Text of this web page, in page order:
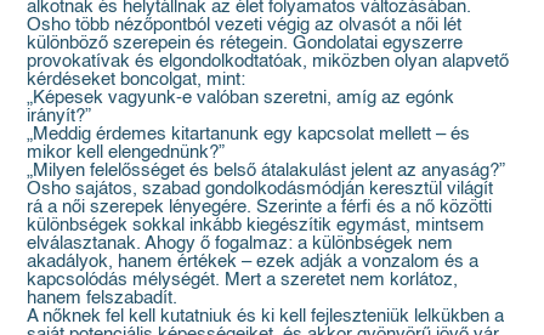
alkotnak és helytállnak az élet folyamatos változásában.
Osho több nézőpontból vezeti végig az olvasót a női lét
különböző szerepein és rétegein. Gondolatai egyszerre
provokatívak és elgondolkodtatóak, miközben olyan alapvető
kérdéseket boncolgat, mint:
„Képesek vagyunk-e valóban szeretni, amíg az egónk
irányít?”
„Meddig érdemes kitartanunk egy kapcsolat mellett – és
mikor kell elengednünk?”
„Milyen felelősséget és belső átalakulást jelent az anyaság?”
Osho sajátos, szabad gondolkodásmódján keresztül világít
rá a női szerepek lényegére. Szerinte a férfi és a nő közötti
különbségek sokkal inkább kiegészítik egymást, mintsem
elválasztanak. Ahogy ő fogalmaz: a különbségek nem
akadályok, hanem értékek – ezek adják a vonzalom és a
kapcsolódás mélységét. Mert a szeretet nem korlátoz,
hanem felszabadít.
A nőknek fel kell kutatniuk és ki kell fejleszteniük lelkükben a